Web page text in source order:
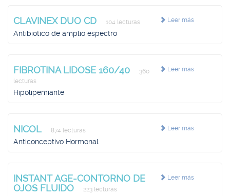
Leer más
CLAVINEX DUO CD 104 lecturas
Antibiótico de amplio espectro
Leer más
FIBROTINA LIDOSE 160/40
360
lecturas
Hipolipemiante
Leer más
NICOL 874 lecturas
Anticonceptivo Hormonal
Leer más
INSTANT AGE-CONTORNO DE
OJOS FLUIDO
223 lecturas